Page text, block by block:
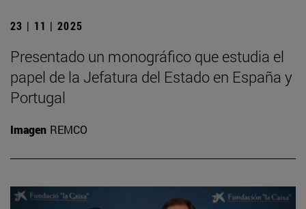
23 | 11 | 2025
Presentado un monográfico que estudia el
papel de la Jefatura del Estado en España y
Portugal
Imagen REMCO